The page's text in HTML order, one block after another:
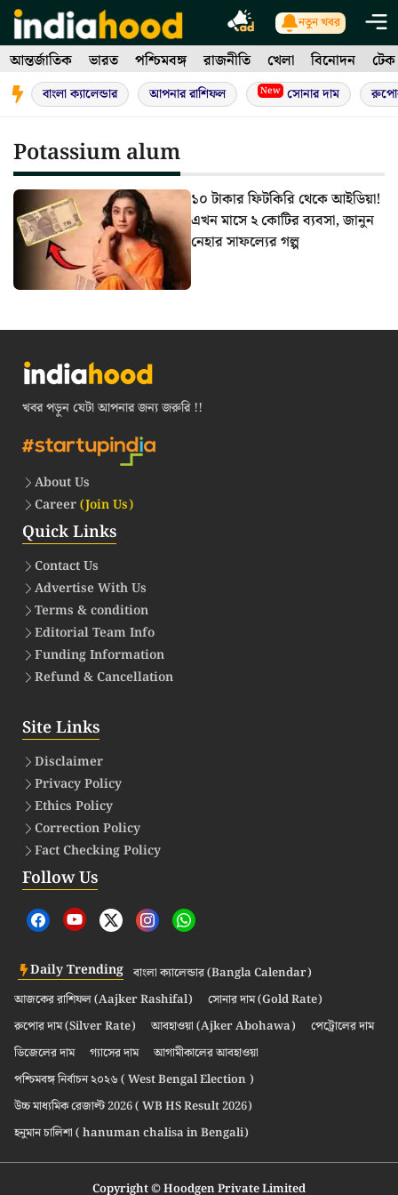
Skip
to
content
নতুন খবর
আন্তর্জাতিক ভারত পশ্চিমবঙ্গ রাজনীতি খেলা বিনোদন টেক
বাংলা ক্যালেন্ডার আপনার রাশিফল New সোনার দাম
Potassium alum
১০ টাকার ফিটকিরি থেকে আইডিয়া!
এখন মাসে ২ কোটির ব্যবসা, জানুন
নেহার সাফল্যের গল্প
খবর পড়ুন যেটা আপনার জন্য জরুরি !!
About Us
Career(Join Us)
Quick Links
Contact Us
Advertise With Us
Terms & condition
Editorial Team Info
Funding Information
Refund & Cancellation
Site Links
Disclaimer
Privacy Policy
Ethics Policy
Correction Policy
Fact Checking Policy
Follow Us
Daily Trending বাংলা ক্যালেন্ডার (Bangla Calendar)
আজকের রাশিফল (Aajker Rashifal)
সোনার দাম (Gold Rate)
রুপোর দাম (Silver Rate)
আবহাওয়া (Ajker Abohawa)
পেট্রোলের দাম
ডিজেলের দাম
গ্যাসের দাম
আগামীকালের আবহাওয়া
পশ্চিমবঙ্গ নির্বাচন ২০২৬ ( West Bengal Election )
উচ্চ মাধ্যমিক রেজাল্ট 2026 ( WB HS Result 2026)
হনুমান চালিশা ( hanuman chalisa in Bengali)
Copyright © Hoodgen Private Limited